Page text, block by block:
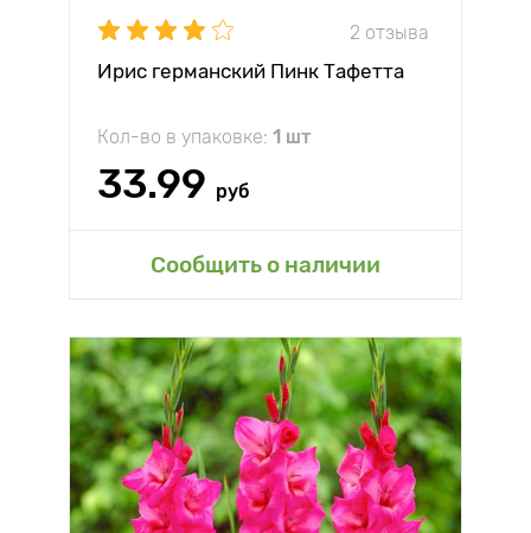
2 отзыва
Ирис германский Пинк Тафетта
Кол-во в упаковке: 1 шт
33.99 руб
Сообщить о наличии